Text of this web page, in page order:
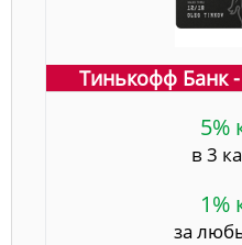
Тинькофф Банк -
5%
в 3
1%
за